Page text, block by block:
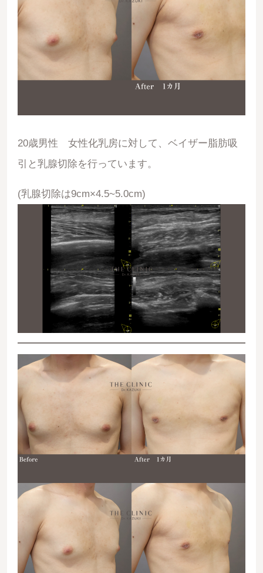
20歳男性 女性化乳房に対して、ベイザー脂肪吸
引と乳腺切除を行っています。
(乳腺切除は9cm×4.5~5.0cm)